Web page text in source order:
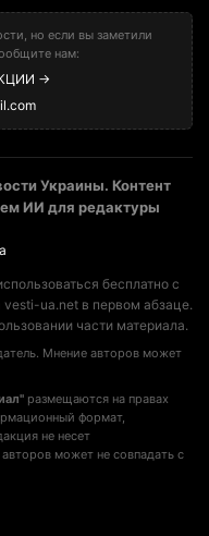
но если вы заметили
нам:
→
Украины. Контент
ИИ для редактуры
бесплатно с
vesti-ua.net в первом абзаце.
части материала.
Мнение авторов может
размещаются на правах
формат,
не несет
может не совпадать с